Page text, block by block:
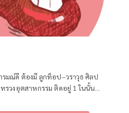
รมณ์ดี ต้องมี ลูกท็อป–วราวุธ ศิลป
รวงอุตสาหกรรม ติดอยู่ 1 ในนั้น